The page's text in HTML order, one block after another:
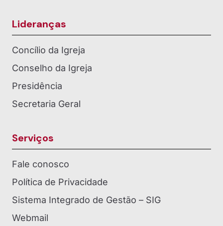
Lideranças
Concílio da Igreja
Conselho da Igreja
Presidência
Secretaria Geral
Serviços
Fale conosco
Política de Privacidade
Sistema Integrado de Gestão – SIG
Webmail